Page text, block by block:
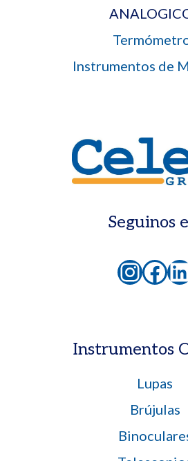
Instrumentos de
Seguinos
Instrumentos
Lupas
Brújulas